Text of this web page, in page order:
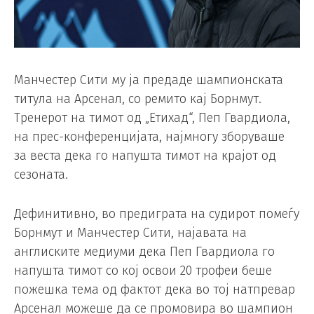
Манчестер Сити му ја предаде шампионската
титула на Арсенал, со ремито кај Борнмут.
Тренерот на тимот од „Етихад“, Пеп Гвардиола,
на прес-конференцијата, најмногу зборуваше
за веста дека го напушта тимот на крајот од
сезоната.
Дефинитивно, во предиграта на судирот помеѓу
Борнмут и Манчестер Сити, најавата на
англиските медиуми дека Пеп Гвардиола го
напушта тимот со кој освои 20 трофеи беше
пожешка тема од фактот дека во тој натпревар
Арсенал можеше да се промовира во шампион